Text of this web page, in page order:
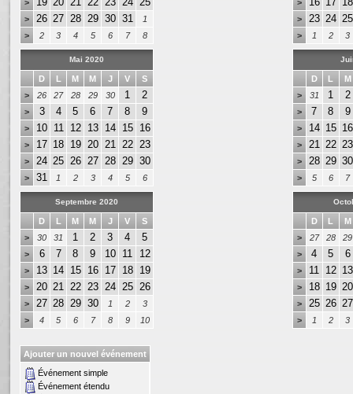
>
> 26 27 28 29 30 31
1
>
2 3 4 5 6 7 8
>
> 23 24 25
> 1 2 3
Mai 2020
D L M M J V
S
>
26 27 28 29 30 1 2
> 3 4 5 6 7 8 9
> 10 11 12 13 14 15 16
> 17 18 19 20 21 22 23
> 24 25 26 27 28 29 30
> 31 1 2 3 4 5 6
D L
M
>
31 1 2
> 7 8 9
> 14 15 16
> 21 22 23
> 28 29 30
> 5 6 7
Septembre 2020
D L M M J V
S
>
30 31 1 2 3 4 5
> 6 7 8 9 10 11 12
> 13 14 15 16 17 18 19
> 20 21 22 23 24 25 26
> 27 28 29 30 1 2
3
>
4 5 6 7 8 9 10
D L
M
>
27 28
29
>
4 5 6
> 11 12 13
> 18 19 20
> 25 26 27
> 1 2 3
Ajouter un nouvel événement
Événement simple
Événement étendu